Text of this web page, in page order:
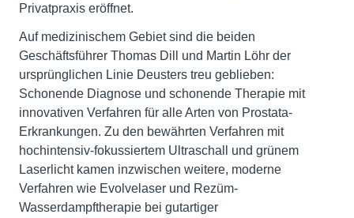
Privatpraxis eröffnet.
Auf medizinischem Gebiet sind die beiden
Geschäftsführer Thomas Dill und Martin Löhr der
ursprünglichen Linie Deusters treu geblieben:
Schonende Diagnose und schonende Therapie mit
innovativen Verfahren für alle Arten von Prostata-
Erkrankungen. Zu den bewährten Verfahren mit
hochintensiv-fokussiertem Ultraschall und grünem
Laserlicht kamen inzwischen weitere, moderne
Verfahren wie Evolvelaser und Rezüm-
Wasserdampftherapie bei gutartiger